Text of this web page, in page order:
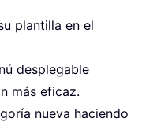
plantilla en el
desplegable
más eficaz.
nueva haciendo